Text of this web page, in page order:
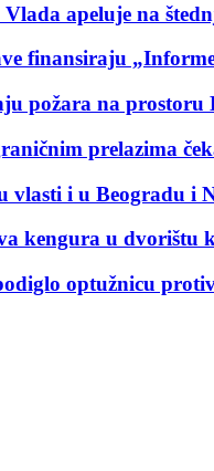
apeluje na
finansiraju
požara na prostoru
prelazima
vlasti i u Beogradu i
kengura u dvorištu
optužnicu